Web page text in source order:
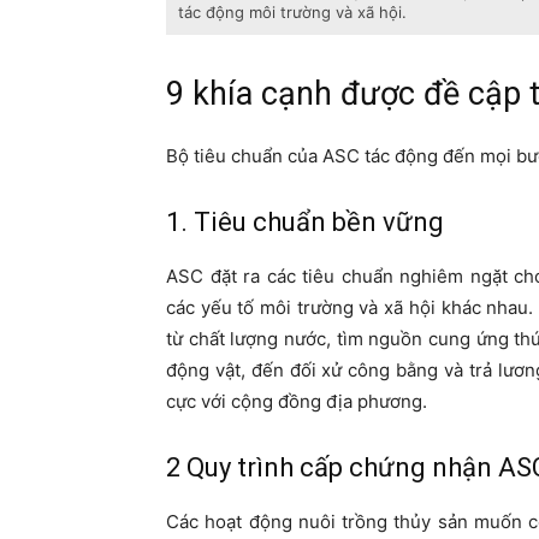
tác động môi trường và xã hội.
9 khía cạnh được đề cập
Bộ tiêu chuẩn của ASC tác động đến mọi
1. Tiêu chuẩn bền vững
ASC đặt ra các tiêu chuẩn nghiêm ngặt
các yếu tố môi trường và xã hội khác
từ chất lượng nước, tìm nguồn cung ứng
động vật, đến đối xử công bằng và trả
cực với cộng đồng địa phương.
2 Quy trình cấp chứng nhận
Các hoạt động nuôi trồng thủy sản muốn